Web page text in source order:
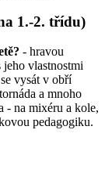
1.-2. třídu)
- hravou
jeho vlastnostmi
vysát v obří
a mnoho
- na mixéru a kole,
pedagogiku.